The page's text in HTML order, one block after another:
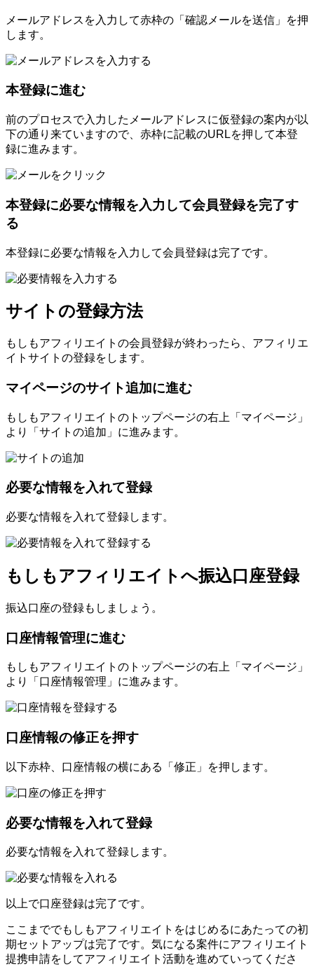
メールアドレスを入力して赤枠の「確認メールを送信」を押
します。
本登録に進む
前のプロセスで入力したメールアドレスに仮登録の案内が以
下の通り来ていますので、赤枠に記載のURLを押して本登
録に進みます。
本登録に必要な情報を入力して会員登録を完了す
る
本登録に必要な情報を入力して会員登録は完了です。
サイトの登録方法
もしもアフィリエイトの会員登録が終わったら、アフィリエ
イトサイトの登録をします。
マイページのサイト追加に進む
もしもアフィリエイトのトップページの右上「マイページ」
より「サイトの追加」に進みます。
必要な情報を入れて登録
必要な情報を入れて登録します。
もしもアフィリエイトへ振込口座登録
振込口座の登録もしましょう。
口座情報管理に進む
もしもアフィリエイトのトップページの右上「マイページ」
より「口座情報管理」に進みます。
口座情報の修正を押す
以下赤枠、口座情報の横にある「修正」を押します。
必要な情報を入れて登録
必要な情報を入れて登録します。
以上で口座登録は完了です。
ここまででもしもアフィリエイトをはじめるにあたっての初
期セットアップは完了です。気になる案件にアフィリエイト
提携申請をしてアフィリエイト活動を進めていってくださ